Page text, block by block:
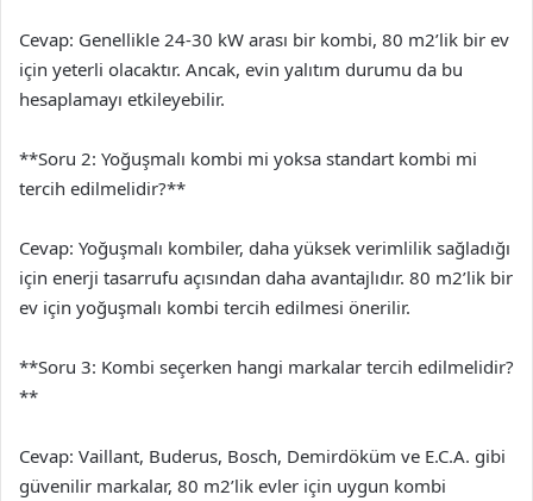
Cevap: Genellikle 24-30 kW arası bir kombi, 80 m2’lik bir ev
için yeterli olacaktır. Ancak, evin yalıtım durumu da bu
hesaplamayı etkileyebilir.
**Soru 2: Yoğuşmalı kombi mi yoksa standart kombi mi
tercih edilmelidir?**
Cevap: Yoğuşmalı kombiler, daha yüksek verimlilik sağladığı
için enerji tasarrufu açısından daha avantajlıdır. 80 m2’lik bir
ev için yoğuşmalı kombi tercih edilmesi önerilir.
**Soru 3: Kombi seçerken hangi markalar tercih edilmelidir?
**
Cevap: Vaillant, Buderus, Bosch, Demirdöküm ve E.C.A. gibi
güvenilir markalar, 80 m2’lik evler için uygun kombi